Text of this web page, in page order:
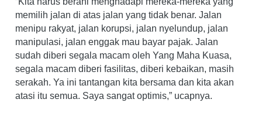
memilih jalan di atas jalan yang tidak benar. Jalan
menipu rakyat, jalan korupsi, jalan nyelundup, jalan
manipulasi, jalan enggak mau bayar pajak. Jalan
sudah diberi segala macam oleh Yang Maha Kuasa,
segala macam diberi fasilitas, diberi kebaikan, masih
serakah. Ya ini tantangan kita bersama dan kita akan
atasi itu semua. Saya sangat optimis,” ucapnya.